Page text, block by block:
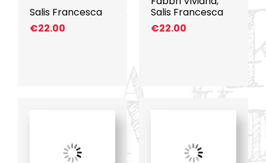
Salis Francesca
€22.00
Salis Francesca
€22.00